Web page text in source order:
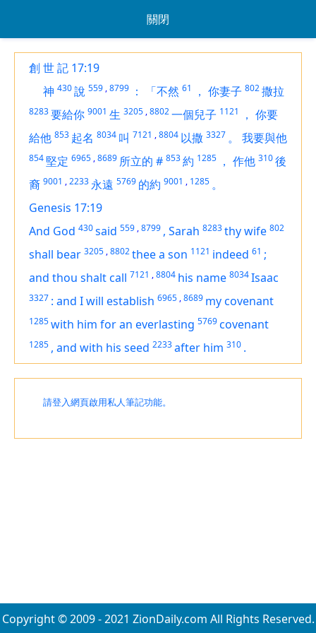
關閉
創 世 記 17:19
神 430說 559 ,8799 ： 「不然 61 ， 你妻子 802撒拉
8283要給你 9001 生 3205 ,8802一個兒子 1121 ， 你要
給他 853 起名 8034 叫 7121 ,8804 以撒 3327 。 我要與他
854堅定 6965 ,8689 所立的 # 853約 1285 ， 作他 310後
裔 9001 ,2233 永遠 5769 的約 9001 , 1285 。
Genesis 17:19
And God 430said 559 ,8799 , Sarah 8283thy wife 802
shall bear 3205 ,8802thee a son 1121 indeed 61 ;
and thou shalt call 7121 ,8804 his name 8034Isaac
3327 : and I will establish 6965 ,8689 my covenant
1285with him for an everlasting 5769covenant
1285 , and with his seed 2233after him 310 .
請登入網頁啟用私人筆記功能。
Copyright © 2009 - 2021 ZionDaily.com All Rights Reserved.